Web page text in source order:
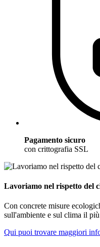
Pagamento sicuro
con crittografia SSL
Lavoriamo nel rispetto del
Con concrete misure
sull'ambiente e sul clima il
Qui puoi trovare maggiori